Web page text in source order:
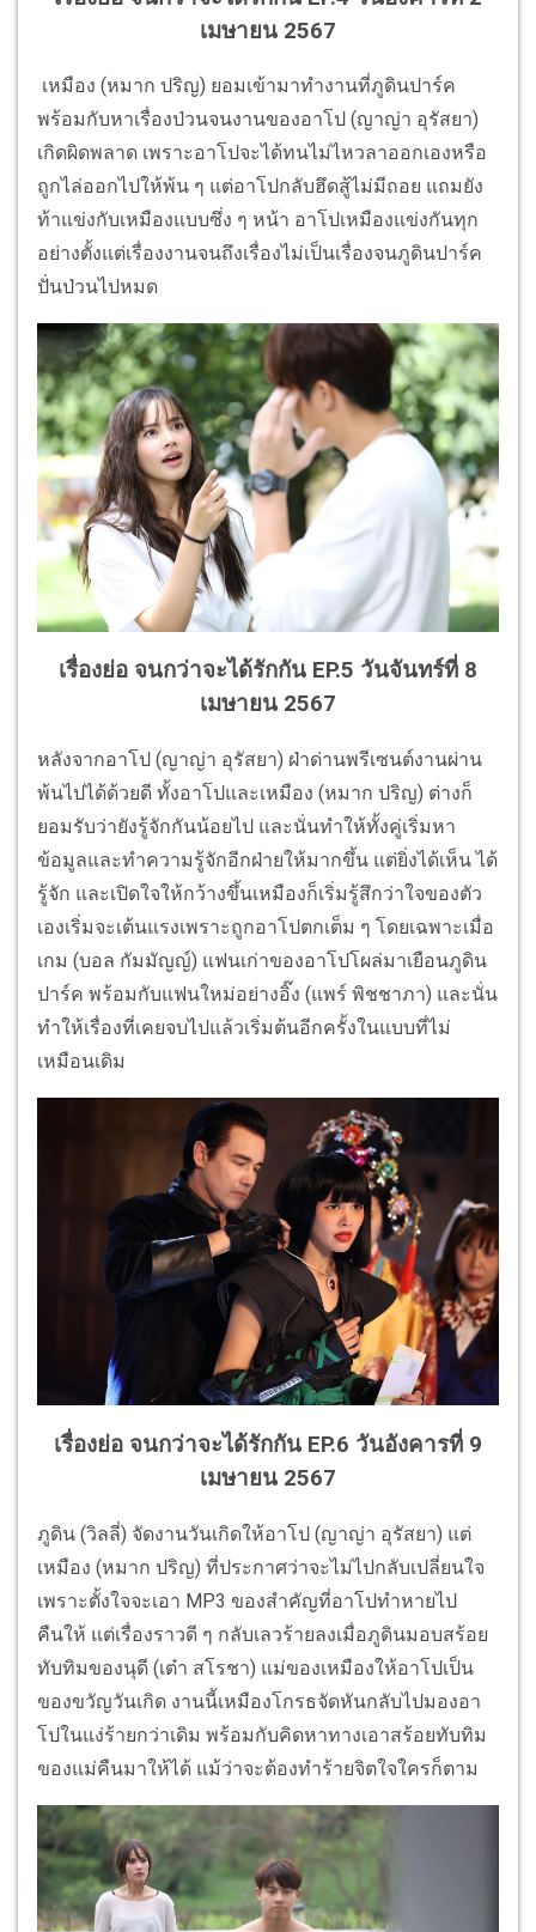
เมษายน 2567
เหมือง (หมาก ปริญ) ยอมเข้ามาทำงานที่ภูดินปาร์ค
พร้อมกับหาเรื่องป่วนจนงานของอาโป (ญาญ่า อุรัสยา)
เกิดผิดพลาด เพราะอาโปจะได้ทนไม่ไหวลาออกเองหรือ
ถูกไล่ออกไปให้พ้น ๆ แต่อาโปกลับฮึดสู้ไม่มีถอย แถมยัง
ท้าแข่งกับเหมืองแบบซึ่ง ๆ หน้า อาโปเหมืองแข่งกันทุก
อย่างตั้งแต่เรื่องงานจนถึงเรื่องไม่เป็นเรื่องจนภูดินปาร์ค
ปั่นป่วนไปหมด
เรื่องย่อ จนกว่าจะได้รักกัน EP.5 วันจันทร์ที่ 8
เมษายน 2567
หลังจากอาโป (ญาญ่า อุรัสยา) ฝ่าด่านพรีเซนต์งานผ่าน
พ้นไปได้ด้วยดี ทั้งอาโปและเหมือง (หมาก ปริญ) ต่างก็
ยอมรับว่ายังรู้จักกันน้อยไป และนั่นทำให้ทั้งคู่เริ่มหา
ข้อมูลและทำความรู้จักอีกฝ่ายให้มากขึ้น แต่ยิ่งได้เห็น ได้
รู้จัก และเปิดใจให้กว้างขึ้นเหมืองก็เริ่มรู้สึกว่าใจของตัว
เองเริ่มจะเต้นแรงเพราะถูกอาโปตกเต็ม ๆ โดยเฉพาะเมื่อ
เกม (บอล กัมมัญญ์) แฟนเก่าของอาโปโผล่มาเยือนภูดิน
ปาร์ค พร้อมกับแฟนใหม่อย่างอิ๊ง (แพร์ พิชชาภา) และนั่น
ทำให้เรื่องที่เคยจบไปแล้วเริ่มต้นอีกครั้งในแบบที่ไม่
เหมือนเดิม
เรื่องย่อ จนกว่าจะได้รักกัน EP.6 วันอังคารที่ 9
เมษายน 2567
ภูดิน (วิลลี่) จัดงานวันเกิดให้อาโป (ญาญ่า อุรัสยา) แต่
เหมือง (หมาก ปริญ) ที่ประกาศว่าจะไม่ไปกลับเปลี่ยนใจ
เพราะตั้งใจจะเอา MP3 ของสำคัญที่อาโปทำหายไป
คืนให้ แต่เรื่องราวดี ๆ กลับเลวร้ายลงเมื่อภูดินมอบสร้อย
ทับทิมของนุดี (เต๋า สโรชา) แม่ของเหมืองให้อาโปเป็น
ของขวัญวันเกิด งานนี้เหมืองโกรธจัดหันกลับไปมองอา
โปในแง่ร้ายกว่าเดิม พร้อมกับคิดหาทางเอาสร้อยทับทิม
ของแม่คืนมาให้ได้ แม้ว่าจะต้องทำร้ายจิตใจใครก็ตาม